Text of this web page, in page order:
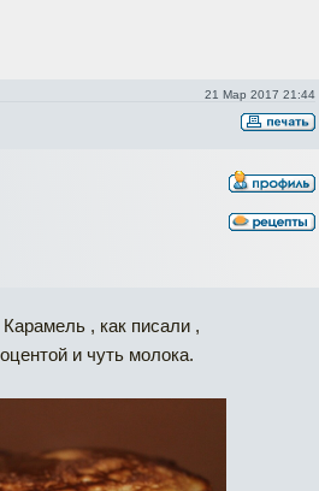
21 Мар 2017 21:44
Карамель , как писали ,
и чуть молока.